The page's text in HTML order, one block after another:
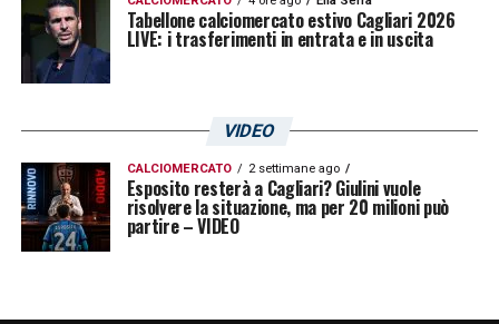
Tabellone calciomercato estivo Cagliari 2026
LIVE: i trasferimenti in entrata e in uscita
VIDEO
CALCIOMERCATO 2 settimane ago
Esposito resterà a Cagliari? Giulini vuole
risolvere la situazione, ma per 20 milioni può
partire – VIDEO